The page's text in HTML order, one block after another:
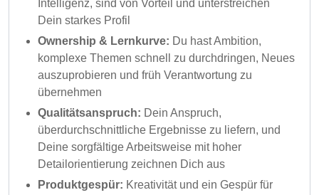
Intelligenz, sind von Vorteil und unterstreichen
Dein starkes Profil
Ownership & Lernkurve: Du hast Ambition,
komplexe Themen schnell zu durchdringen, Neues
auszuprobieren und früh Verantwortung zu
übernehmen
Qualitätsanspruch: Dein Anspruch,
überdurchschnittliche Ergebnisse zu liefern, und
Deine sorgfältige Arbeitsweise mit hoher
Detailorientierung zeichnen Dich aus
Produktgespür: Kreativität und ein Gespür für